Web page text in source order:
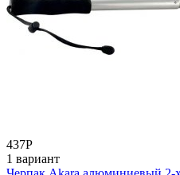
437Р
1 вариант